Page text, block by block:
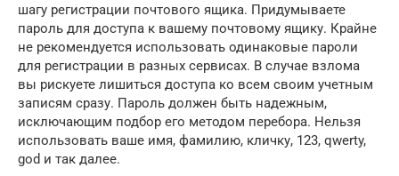
шагу регистрации почтового ящика. Придумываете
пароль для доступа к вашему почтовому ящику. Крайне
не рекомендуется использовать одинаковые пароли
для регистрации в разных сервисах. В случае взлома
вы рискуете лишиться доступа ко всем своим учетным
записям сразу. Пароль должен быть надежным,
исключающим подбор его методом перебора. Нельзя
использовать ваше имя, фамилию, кличку, 123, qwerty,
god и так далее.